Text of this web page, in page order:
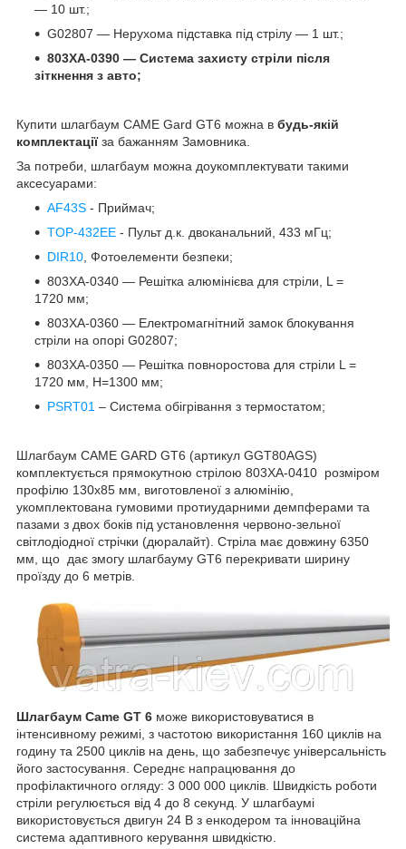
— 10 шт.;
G02807 — Нерухома підставка під стрілу — 1 шт.;
803XA-0390 — Система захисту стріли після
зіткнення з авто;
Купити шлагбаум CAME Gard GT6 можна в будь-якій
комплектаціїза бажанням Замовника.
За потреби, шлагбаум можна доукомплектувати такими
аксесуарами:
AF43S - Приймач;
TOP-432EE - Пульт д.к. двоканальний, 433 мГц;
DIR10 , Фотоелементи безпеки;
803XA-0340 — Решітка алюмінієва для стріли, L =
1720 мм;
803XA-0360 — Електромагнітний замок блокування
стріли на опорі G02807;
803XA-0350 — Решітка повноростова для стріли L =
1720 мм, Н=1300 мм;
PSRT01 – Система обігрівання з термостатом;
Шлагбаум CAME GARD GT6 (артикул GGT80AGS)
комплектується прямокутною стрілою 803XA-0410 розміром
профілю 130х85 мм, виготовленої з алюмінію,
укомплектована гумовими протиударними демпферами та
пазами з двох боків під установлення червоно-зельної
світлодіодної стрічки (дюралайт). Стріла має довжину 6350
мм, що дає змогу шлагбауму GT6 перекривати ширину
проїзду до 6 метрів.
Шлагбаум Came GT 6 може використовуватися в
інтенсивному режимі, з частотою використання 160 циклів на
годину та 2500 циклів на день, що забезпечує універсальність
його застосування. Середнє напрацювання до
профілактичного огляду: 3 000 000 циклів. Швидкість роботи
стріли регулюється від 4 до 8 секунд. У шлагбаумі
використовується двигун 24 В з енкодером та інноваційна
система адаптивного керування швидкістю.